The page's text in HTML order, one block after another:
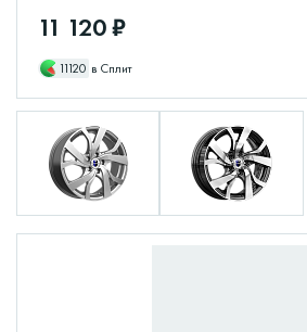
11 120 ₽
11120 в Сплит